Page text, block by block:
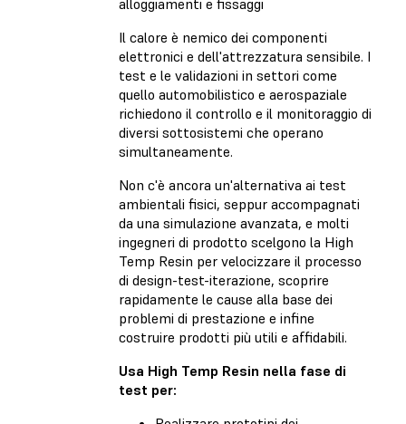
Il calore è nemico dei componenti
elettronici e dell'attrezzatura sensibile. I
test e le validazioni in settori come
quello automobilistico e aerospaziale
richiedono il controllo e il monitoraggio di
diversi sottosistemi che operano
simultaneamente.
Non c'è ancora un'alternativa ai test
ambientali fisici, seppur accompagnati
da una simulazione avanzata, e molti
ingegneri di prodotto scelgono la High
Temp Resin per velocizzare il processo
di design-test-iterazione, scoprire
rapidamente le cause alla base dei
problemi di prestazione e infine
costruire prodotti più utili e affidabili.
Usa High Temp Resin nella fase di
test per: